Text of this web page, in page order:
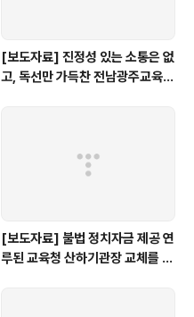
[보도자료] 진정성 있는 소통은 없
고, 독선만 가득찬 전남광주교육감
[보도자료] 불법 정치자금 제공 연
루된 교육청 산하기관장 교체를 촉